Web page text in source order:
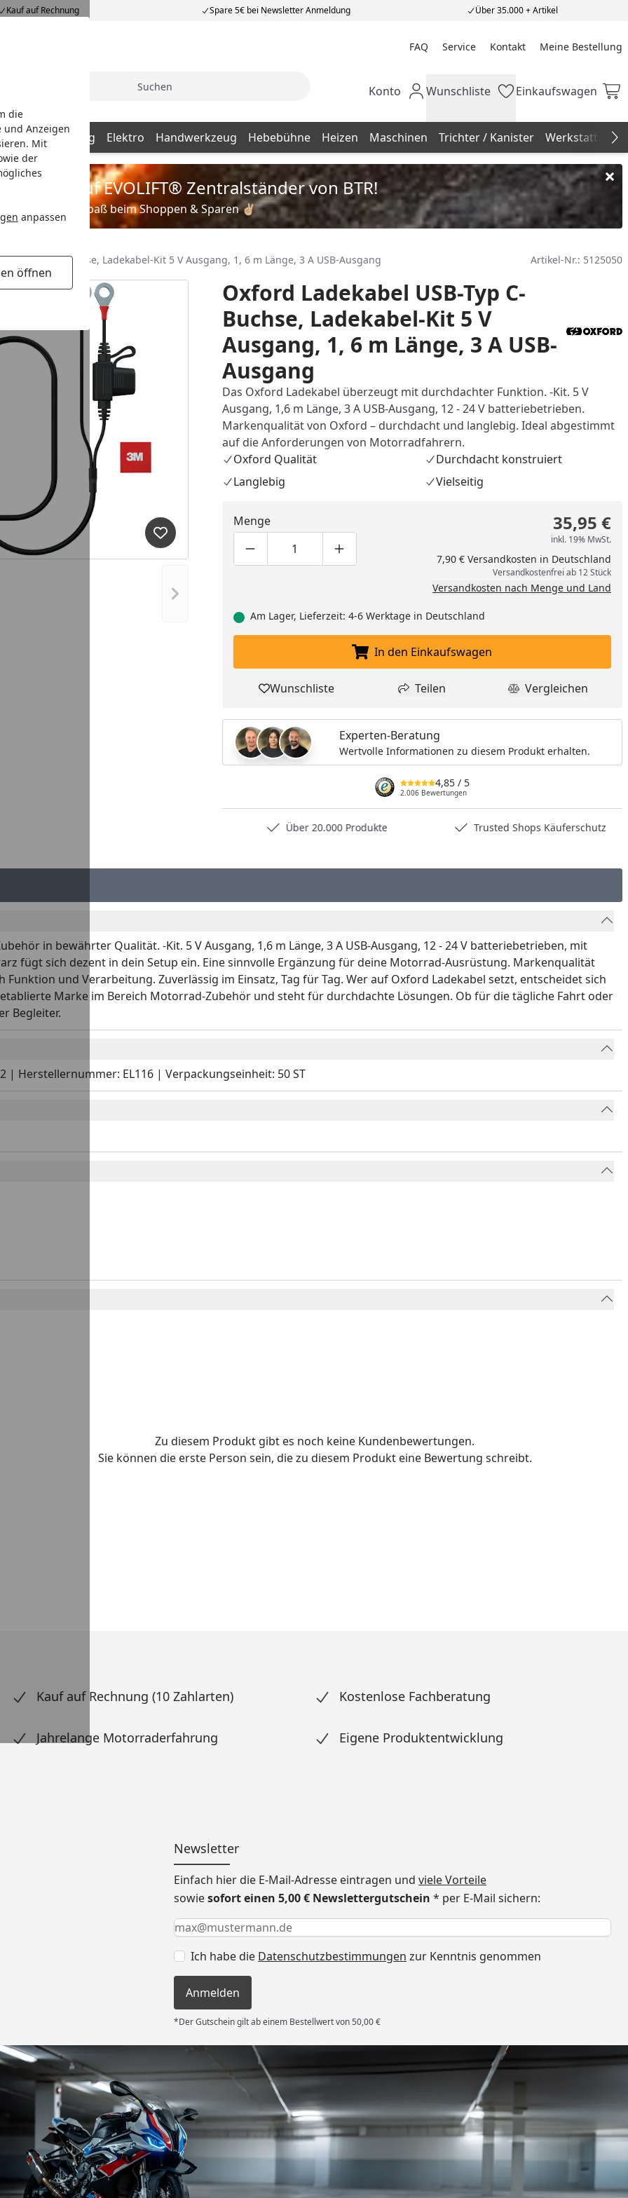
die
und Anzeigen
Mit
der
anpassen
öffnen
Kauf auf Rechnung Spare 5€ bei Newsletter Anmeldung Über 35.000 + Artikel
FAQ Service Kontakt Meine Bestellung
Meine Bestellung
Mein Konto
Konto Wunschliste
Wunschliste Einkaufswagen
Einkaufswagen
/ Aufbewahrung Elektro Handwerkzeug Hebebühne Heizen Maschinen Trichter / Kanister
zu 35% auf EVOLIFT® Zentralständer von BTR!
Viel Spaß beim Shoppen & Sparen ✌🏼
USB-Typ C-Buchse, Ladekabel-Kit 5 V Ausgang, 1, 6 m Länge, 3 A USB-Ausgang Artikel-Nr.: 5125050
Nächstes Bild anzeigen
Produkt zur Wunschliste hinzufügen
Oxford Ladekabel USB-Typ C-
Buchse, Ladekabel-Kit 5 V
Ausgang, 1, 6 m Länge, 3 A USB-
Ausgang
Das Oxford Ladekabel überzeugt mit durchdachter Funktion. -Kit. 5 V
Ausgang, 1,6 m Länge, 3 A USB-Ausgang, 12 - 24 V batteriebetrieben.
Markenqualität von Oxford – durchdacht und langlebig. Ideal abgestimmt
auf die Anforderungen von Motorradfahrern.
Oxford Qualität
Durchdacht konstruiert
Langlebig
Vielseitig
Menge
Produktmenge um eins verringern
Produktmenge manuell eingeben
Produktmenge um eins erhöhen
35,95 €
inkl. 19% MwSt.
7,90 € Versandkosten in Deutschland
Versandkostenfrei ab 12 Stück
Versandkosten nach Menge und Land
Am Lager, Lieferzeit: 4-6 Werktage in Deutschland
In den Einkaufswagen legen
In den Einkaufswagen
Produkt zur Wunschliste hinzufügen
Wunschliste Teilen
Teilen Produkt
Vergleichen
Experten-Beratung
Wertvolle Informationen zu diesem Produkt erhalten.
4,85 / 5
2.006 Bewertungen
Über 20.000 Produkte Trusted Shops Käuferschutz
in bewährter Qualität. -Kit. 5 V Ausgang, 1,6 m Länge, 3 A USB-Ausgang, 12 - 24 V batteriebetrieben, mit
fügt sich dezent in dein Setup ein. Eine sinnvolle Ergänzung für deine Motorrad-Ausrüstung. Markenqualität
und Verarbeitung. Zuverlässig im Einsatz, Tag für Tag. Wer auf Oxford Ladekabel setzt, entscheidet sich
Marke im Bereich Motorrad-Zubehör und steht für durchdachte Lösungen. Ob für die tägliche Fahrt oder
Begleiter.
| Herstellernummer: EL116 | Verpackungseinheit: 50 ST
Zu diesem Produkt gibt es noch keine Kundenbewertungen.
Sie können die erste Person sein, die zu diesem Produkt eine Bewertung schreibt.
Kauf auf Rechnung (10 Zahlarten) Kostenlose Fachberatung
Jahrelange Motorraderfahrung Eigene Produktentwicklung
Newsletter
Einfach hier die E-Mail-Adresse eintragen und viele Vorteile
sowiesofort einen 5,00 € Newslettergutschein * per E-Mail sichern:
Keine Eingabe erforderlich
Eingabe erforderlich
E-Mail *
Ich habe die Datenschutzbestimmungen zur Kenntnis genommen
Anmelden
*Der Gutschein gilt ab einem Bestellwert von 50,00 €
Lieferung
Versand